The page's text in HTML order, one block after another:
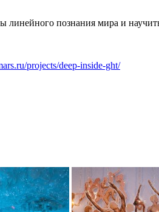
познания мира и
projects/deep-inside-ght/